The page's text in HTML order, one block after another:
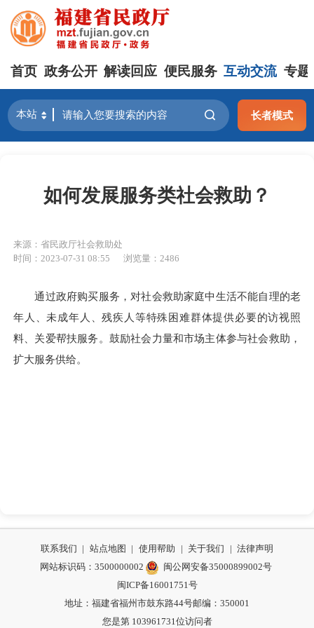
首页 政务公开 解读回应 便民服务 互动交流 专题
长者模式
如何发展服务类社会救助？
来源：省民政厅社会救助处
时间：2023-07-31 08:55
浏览量：2486
通过政府购买服务，对社会救助家庭中生活不能自理的老
年人、未成年人、残疾人等特殊困难群体提供必要的访视照
料、关爱帮扶服务。鼓励社会力量和市场主体参与社会救助，
扩大服务供给。
联系我们 | 站点地图 | 使用帮助 | 关于我们 | 法律声明
网站标识码：3500000002
闽公网安备35000899002号
闽ICP备16001751号
地址：福建省福州市鼓东路44号邮编：350001
您是第 103961731位访问者